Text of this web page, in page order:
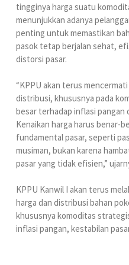
tingginya harga suatu
menunjukkan adanya
penting untuk memastikan
pasok tetap berjalan sehat,
distorsi pasar.
“KPPU akan terus
distribusi, khususnya pada
besar terhadap inflasi pangan
Kenaikan harga harus benar-
fundamental pasar, seperti
musiman, bukan karena
pasar yang tidak efisien,”
KPPU Kanwil I akan terus
harga dan distribusi bahan
khususnya komoditas
inflasi pangan, kestabilan